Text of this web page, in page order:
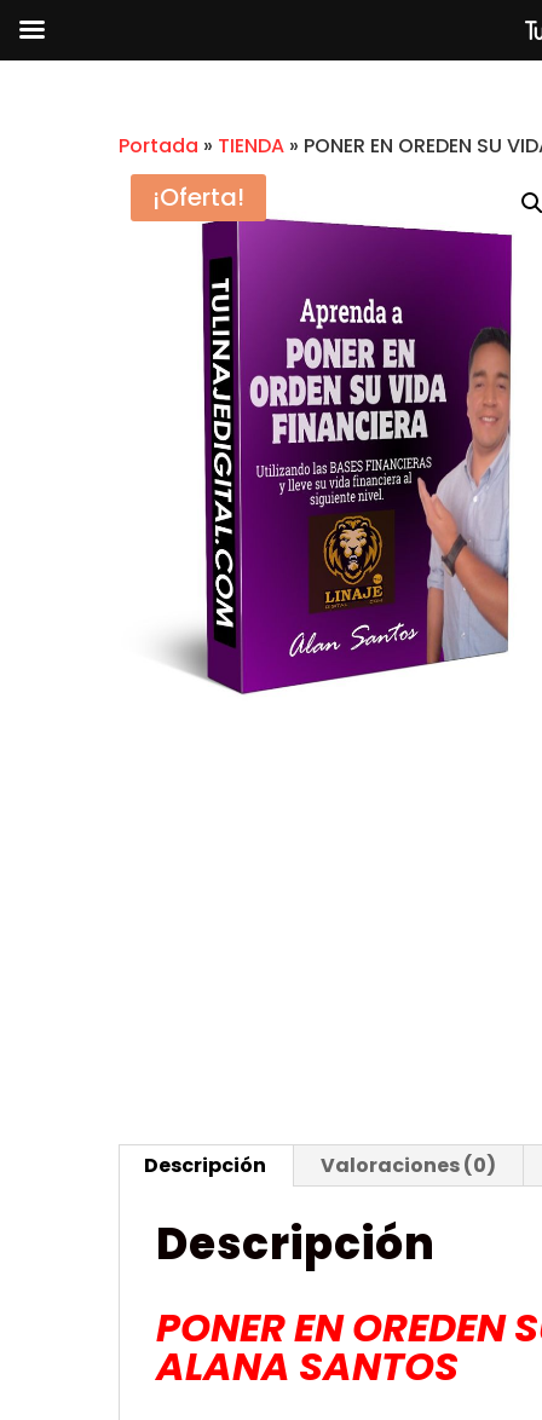
Portada » TIENDA » PONER EN OREDEN SU
¡Oferta!
Descripción Valoraciones (0)
Descripción
PONER EN OREDEN
ALANA SANTOS
CÓMO Y POR QUÉ
SCIENCE E INTELIGENCIA
$2.99